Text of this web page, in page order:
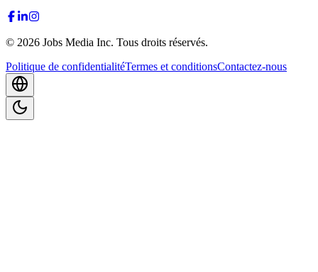
© 2026 Jobs Media Inc. Tous droits réservés.
Politique de confidentialitéTermes et conditionsContactez-nous